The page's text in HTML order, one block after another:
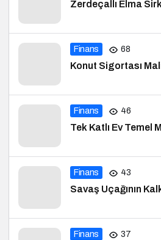
Zerdeçallı Elma
Finans 68
Konut Sigortası
Finans 46
Tek Katlı Ev Temel
Finans 43
Savaş Uçağının
Finans 37